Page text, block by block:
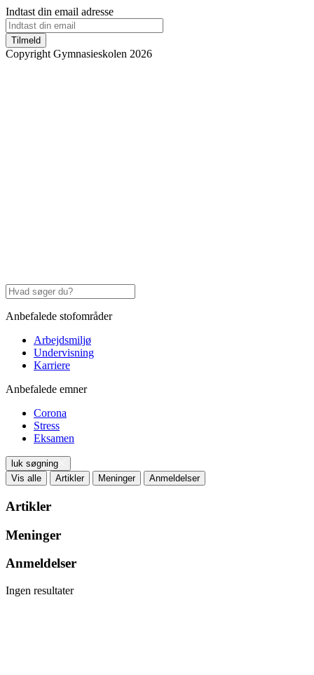
Indtast din email adresse
Tilmeld
Copyright Gymnasieskolen 2026
Anbefalede stofområder
Arbejdsmiljø
Undervisning
Karriere
Anbefalede emner
Corona
Stress
Eksamen
luk søgning
Vis alle
Artikler Meninger Anmeldelser
Artikler
Meninger
Anmeldelser
Ingen resultater